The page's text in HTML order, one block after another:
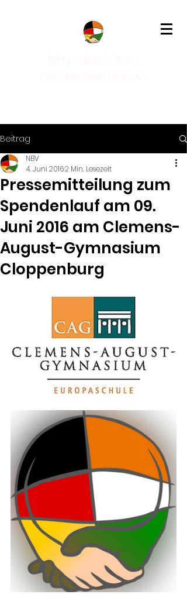
Beitrag
Pressemitteilung zum
Spendenlauf am 09.
Juni 2016 am Clemens-
August-Gymnasium
Cloppenburg
NBV
4. Juni 20162 Min. Lesezeit